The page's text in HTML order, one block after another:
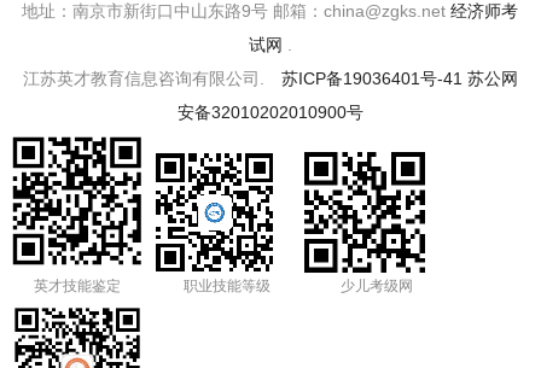
地址：南京市新街口中山东路9号 邮箱：china@zgks.net经济师考
试网
江苏英才教育信息咨询有限公司. 苏ICP备19036401号-41 苏公网
安备32010202010900号
英才技能鉴定 职业技能等级 少儿考级网